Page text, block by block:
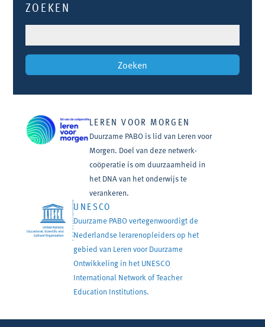
ZOEKEN
LEREN VOOR MORGEN
Duurzame PABO is lid van Leren voor
Morgen. Doel van deze netwerk-
coöperatie is om duurzaamheid in
het DNA van het onderwijs te
verankeren.
UNESCO
Duurzame PABO vertegenwoordigt de
Nederlandse lerarenopleiders op het
gebied van Leren voor Duurzame
Ontwikkeling in het UNESCO
International Network of Teacher
Education Institutions.